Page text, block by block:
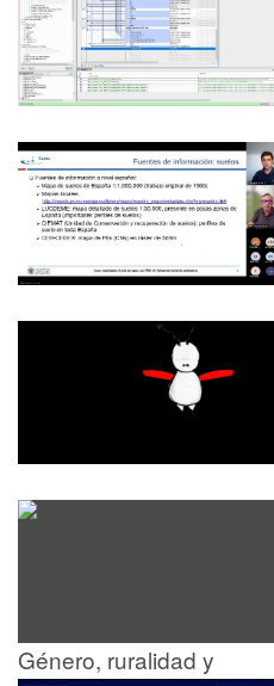
Género, ruralidad y